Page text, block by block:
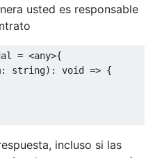
usted es responsable
= <any>{
: string): void => {
incluso si las